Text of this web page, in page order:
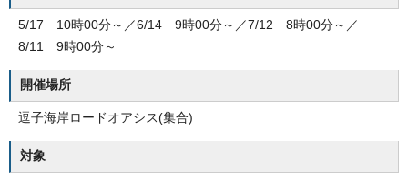
5/17 10時00分～／6/14 9時00分～／7/12 8時00分～／
8/11 9時00分～
開催場所
逗子海岸ロードオアシス(集合)
対象